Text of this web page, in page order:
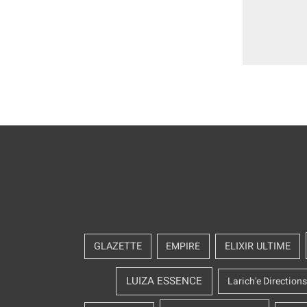
ELIXIR ULTIME
EMPIRE
GLAZETTE
Larich'e Directions
LUIZA ESSENCE